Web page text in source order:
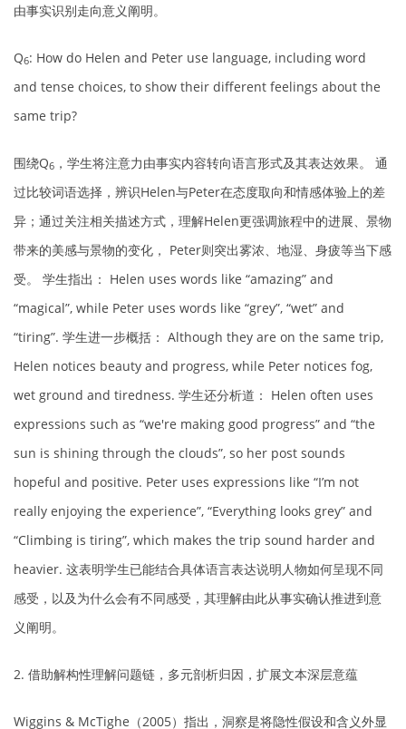
由事实识别走向意义阐明。
Q6: How do Helen and Peter use language, including word
and tense choices, to show their different feelings about the
same trip?
围绕Q6 ，学生将注意力由事实内容转向语言形式及其表达效果。 通
过比较词语选择，辨识Helen与Peter在态度取向和情感体验上的差
异；通过关注相关描述方式，理解Helen更强调旅程中的进展、景物
带来的美感与景物的变化， Peter则突出雾浓、地湿、身疲等当下感
受。 学生指出： Helen uses words like “amazing” and
“magical”, while Peter uses words like “grey”, “wet” and
“tiring”. 学生进一步概括： Although they are on the same trip,
Helen notices beauty and progress, while Peter notices fog,
wet ground and tiredness. 学生还分析道： Helen often uses
expressions such as “we're making good progress” and “the
sun is shining through the clouds”, so her post sounds
hopeful and positive. Peter uses expressions like “I’m not
really enjoying the experience”, “Everything looks grey” and
“Climbing is tiring”, which makes the trip sound harder and
heavier. 这表明学生已能结合具体语言表达说明人物如何呈现不同
感受，以及为什么会有不同感受，其理解由此从事实确认推进到意
义阐明。
2. 借助解构性理解问题链，多元剖析归因，扩展文本深层意蕴
Wiggins & McTighe（2005）指出，洞察是将隐性假设和含义外显